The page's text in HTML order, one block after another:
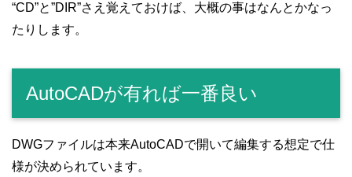
“CD”と”DIR”さえ覚えておけば、大概の事はなんとかなっ
たりします。
AutoCADが有れば一番良い
DWGファイルは本来AutoCADで開いて編集する想定で仕
様が決められています。